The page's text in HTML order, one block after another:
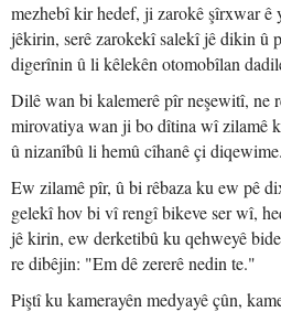
mezhebî kir hedef, ji zarokê şîrxwar ê
jêkirin, serê zarokekî salekî jê dikin û
digerînin û li kêlekên otomobîlan
Dilê wan bi kalemerê pîr neşewitî, ne
mirovatiya wan ji bo dîtina wî zilamê
û nizanîbû li hemû cîhanê çi diqewime.
Ew zilamê pîr, û bi rêbaza ku ew pê
gelekî hov bi vî rengî bikeve ser wî,
jê kirin, ew derketibû ku qehweyê
re dibêjin: "Em dê zererê nedin te."
Piştî ku kamerayên medyayê çûn,